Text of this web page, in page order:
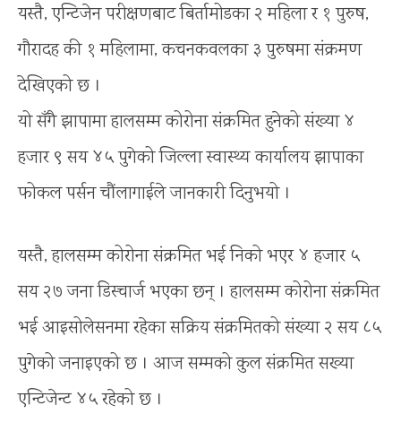
यस्तै, एन्टिजेन परीक्षणबाट बिर्तामोडका २ महिला र १ पुरुष,
गौरादह की १ महिलामा, कचनकवलका ३ पुरुषमा संक्रमण
देखिएको छ ।
यो सँगै झापामा हालसम्म कोरोना संक्रमित हुनेको संख्या ४
हजार ९ सय ४५ पुगेको जिल्ला स्वास्थ्य कार्यालय झापाका
फोकल पर्सन चौंलागाईले जानकारी दिनुभयो ।
यस्तै, हालसम्म कोरोना संक्रमित भई निको भएर ४ हजार ५
सय २७ जना डिस्चार्ज भएका छन् । हालसम्म कोरोना संक्रमित
भई आइसोलेसनमा रहेका सक्रिय संक्रमितको संख्या २ सय ८५
पुगेको जनाइएको छ । आज सम्मको कुल संक्रमित सख्या
एन्टिजेन्ट ४५ रहेको छ ।